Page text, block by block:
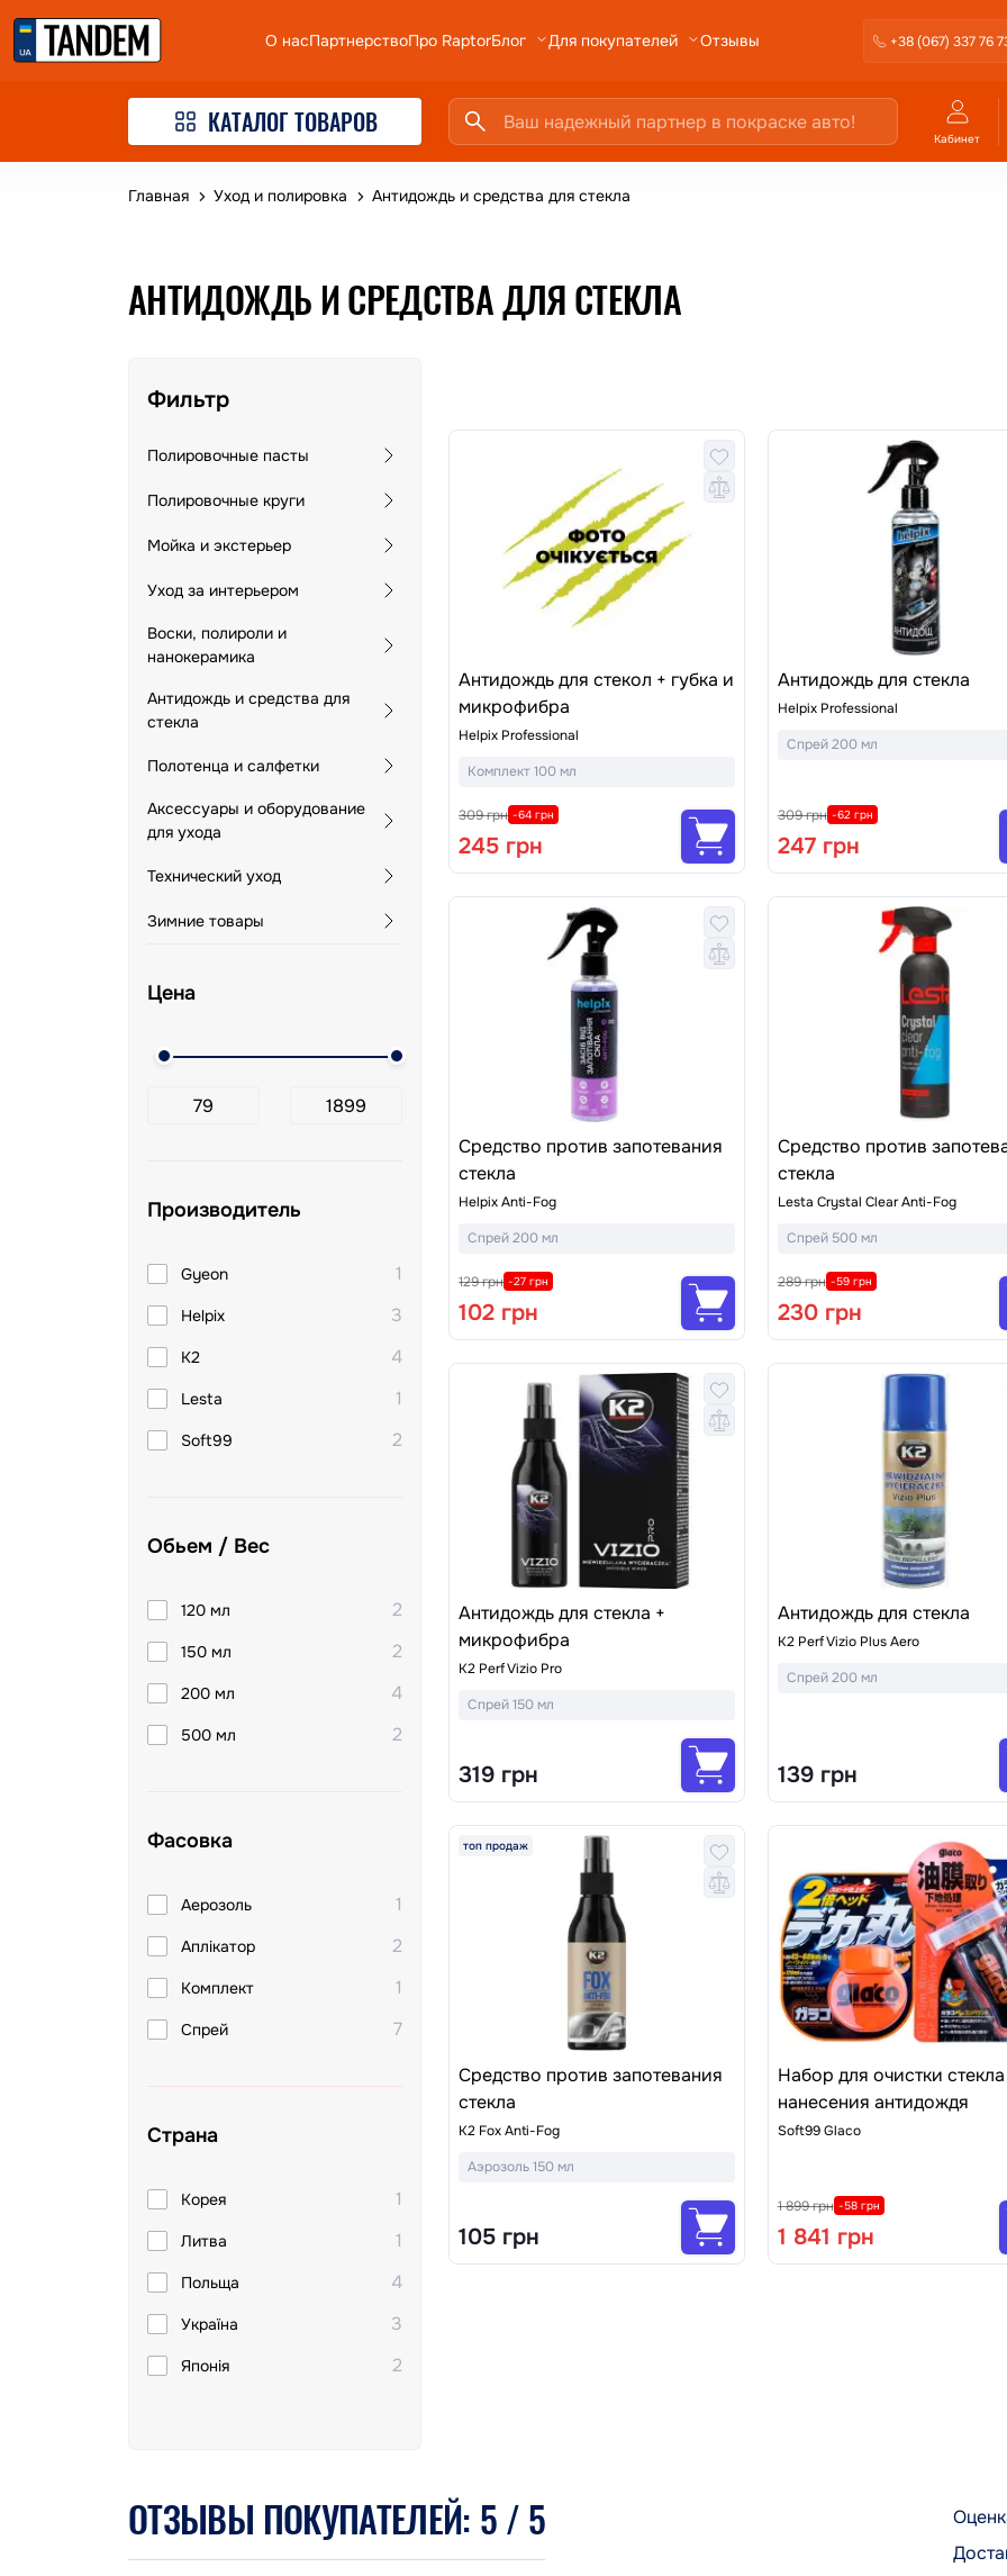
О насПартнерствоПро RaptorБлог Для покупателей Отзывы +38 (067) 337 76
КАТАЛОГ ТОВАРОВ
Кабинет
Главная Уход и полировка Антидождь и средства для стекла
АНТИДОЖДЬ И СРЕДСТВА ДЛЯ СТЕКЛА
Фильтр
Полировочные пасты
Полировочные круги
Мойка и экстерьер
Уход за интерьером
Воски, полироли и
нанокерамика
Антидождь и средства для
стекла
Полотенца и салфетки
Аксессуары и оборудование
для ухода
Технический уход
Зимние товары
Цена
Производитель
Gyeon 1
Helpix 3
K2 4
Lesta 1
Soft99 2
Обьем / Вес
120 мл 2
150 мл 2
200 мл 4
500 мл 2
Фасовка
Аерозоль 1
Аплікатор 2
Комплект 1
Спрей 7
Страна
Корея 1
Литва 1
Польща 4
Україна 3
Японія 2
Антидождь для стекол + губка и
микрофибра
Helpix Professional
Комплект 100 мл
309 грн -64 грн
245 грн
Антидождь для стекла
Helpix Professional
Спрей 200 мл
309 грн -62 грн
247 грн
Средство против запотевания
стекла
Helpix Anti-Fog
Спрей 200 мл
129 грн -27 грн
102 грн
Средство против
стекла
Lesta Crystal Clear Anti-Fog
Спрей 500 мл
289 грн -59 грн
230 грн
Антидождь для стекла +
микрофибра
K2 Perf Vizio Pro
Спрей 150 мл
319 грн
Антидождь для стекла
K2 Perf Vizio Plus Aero
Спрей 200 мл
139 грн
топ продаж
Средство против запотевания
стекла
K2 Fox Anti-Fog
Аэрозоль 150 мл
105 грн
Набор для очистки
нанесения антидождя
Soft99 Glaco
1 899 грн -58 грн
1 841 грн
ОТЗЫВЫ ПОКУПАТЕЛЕЙ: 5/ 5